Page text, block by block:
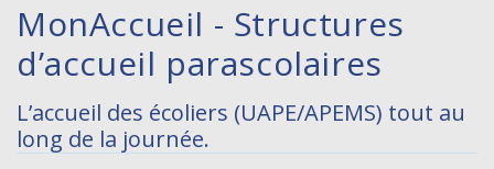
MonAccueil - Structures
d’accueil parascolaires
L’accueil des écoliers (UAPE/APEMS) tout au
long de la journée.